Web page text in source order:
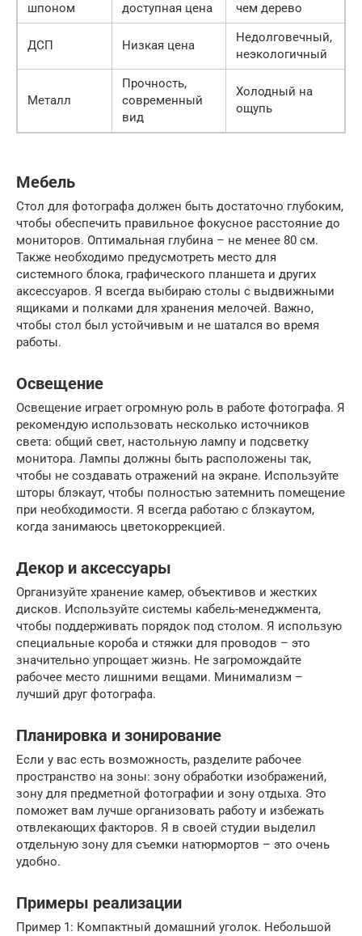
шпоном доступная цена чем дерево
ДСП Низкая цена
Недолговечный,
неэкологичный
Металл
Прочность,
современный
вид
Холодный на
ощупь
Мебель
Стол для фотографа должен быть достаточно глубоким,
чтобы обеспечить правильное фокусное расстояние до
мониторов. Оптимальная глубина – не менее 80 см.
Также необходимо предусмотреть место для
системного блока, графического планшета и других
аксессуаров. Я всегда выбираю столы с выдвижными
ящиками и полками для хранения мелочей. Важно,
чтобы стол был устойчивым и не шатался во время
работы.
Освещение
Освещение играет огромную роль в работе фотографа. Я
рекомендую использовать несколько источников
света: общий свет, настольную лампу и подсветку
монитора. Лампы должны быть расположены так,
чтобы не создавать отражений на экране. Используйте
шторы блэкаут, чтобы полностью затемнить помещение
при необходимости. Я всегда работаю с блэкаутом,
когда занимаюсь цветокоррекцией.
Декор и аксессуары
Организуйте хранение камер, объективов и жестких
дисков. Используйте системы кабель-менеджмента,
чтобы поддерживать порядок под столом. Я использую
специальные короба и стяжки для проводов – это
значительно упрощает жизнь. Не загромождайте
рабочее место лишними вещами. Минимализм –
лучший друг фотографа.
Планировка и зонирование
Если у вас есть возможность, разделите рабочее
пространство на зоны: зону обработки изображений,
зону для предметной фотографии и зону отдыха. Это
поможет вам лучше организовать работу и избежать
отвлекающих факторов. Я в своей студии выделил
отдельную зону для съемки натюрмортов – это очень
удобно.
Примеры реализации
Пример 1: Компактный домашний уголок. Небольшой